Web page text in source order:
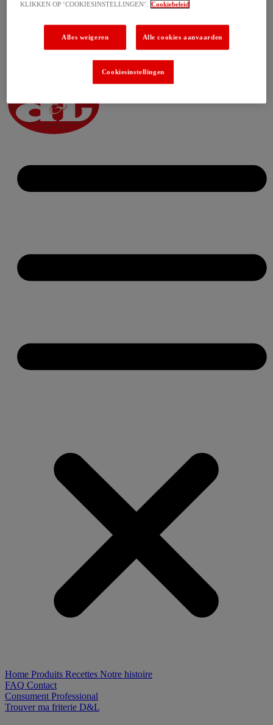
Home Produits Recettes Notre histoire
FAQ Contact
Consument Professional
Trouver ma friterie D&L
KLIKKEN OP ‘COOKIESINSTELLINGEN’. Cookiebeleid
Alles weigeren Alle cookies aanvaarden
Cookiesinstellingen